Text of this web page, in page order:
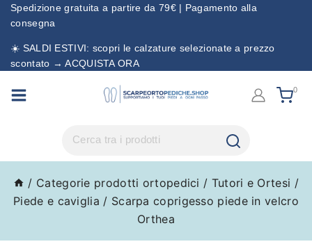
Spedizione gratuita a partire da 79€ | Pagamento alla
consegna
☀️ SALDI ESTIVI: scopri le calzature selezionate a prezzo
scontato → ACQUISTA ORA
0
/ Categorie prodotti ortopedici / Tutori e Ortesi /
Piede e caviglia / Scarpa coprigesso piede in velcro
Orthea